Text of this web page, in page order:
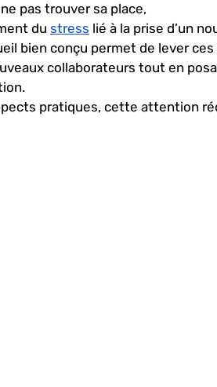
pas trouver sa place,
du stress lié à la prise d’un
bien conçu permet de lever
collaborateurs tout en
pratiques, cette attention